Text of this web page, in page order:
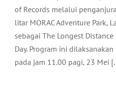
of Records melalui
litar MORAC Adventure Park,
sebagai The Longest Distance
Day. Program ini
pada jam 11.00 pagi, 23 Mei
MAJLIS